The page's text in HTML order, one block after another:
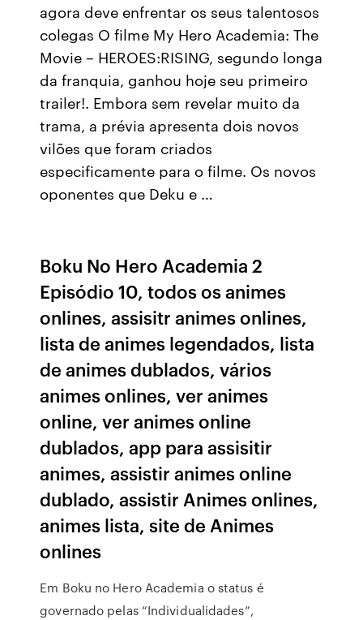
agora deve enfrentar os seus talentosos
colegas O filme My Hero Academia: The
Movie – HEROES:RISING, segundo longa
da franquia, ganhou hoje seu primeiro
trailer!. Embora sem revelar muito da
trama, a prévia apresenta dois novos
vilões que foram criados
especificamente para o filme. Os novos
oponentes que Deku e …
Boku No Hero Academia 2
Episódio 10, todos os animes
onlines, assisitr animes onlines,
lista de animes legendados, lista
de animes dublados, vários
animes onlines, ver animes
online, ver animes online
dublados, app para assisitir
animes, assistir animes online
dublado, assistir Animes onlines,
animes lista, site de Animes
onlines
Em Boku no Hero Academia o status é
governado pelas “Individualidades”,